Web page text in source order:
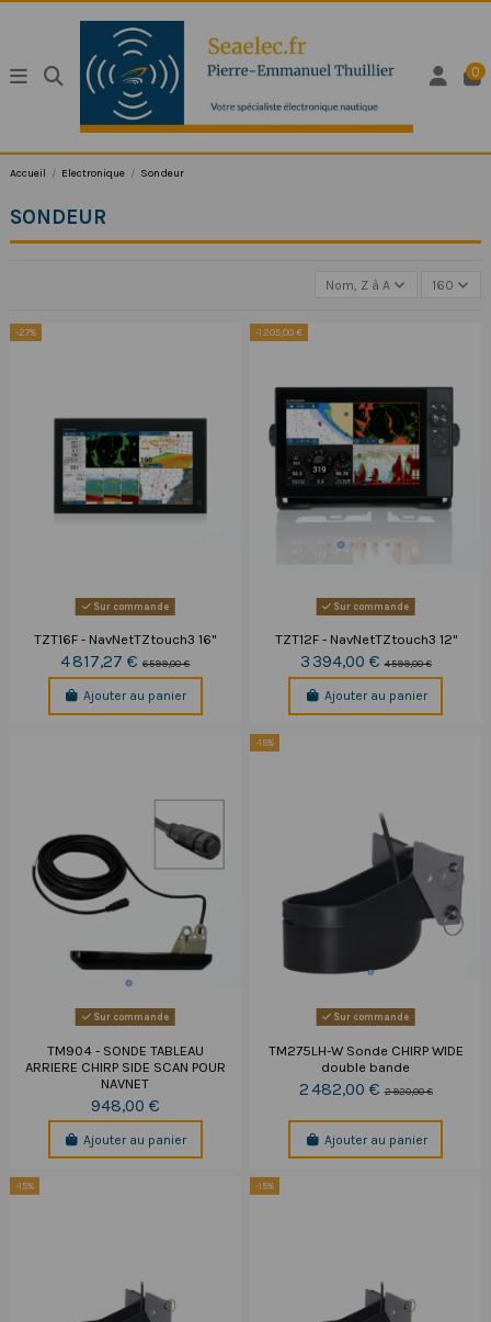
0
Accueil Electronique Sondeur
SONDEUR
Nom, Z à A 160
-27%
Sur commande
TZT16F - NavNetTZtouch3 16''
4 817,27 €6 599,00 €
Ajouter au panier
-1 205,00 €
Sur commande
TZT12F - NavNetTZtouch3 12''
3 394,00 €4 599,00 €
Ajouter au panier
Sur commande
TM904 - SONDE TABLEAU
ARRIERE CHIRP SIDE SCAN POUR
NAVNET
948,00 €
Ajouter au panier
-15%
Sur commande
TM275LH-W Sonde CHIRP WIDE
double bande
2 482,00 €2 920,00 €
Ajouter au panier
-15% -15%